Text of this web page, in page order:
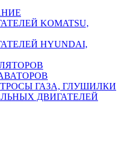
KOMATSU,
HYUNDAI,
ГАЗА, ГЛУШИЛКИ
ДВИГАТЕЛЕЙ